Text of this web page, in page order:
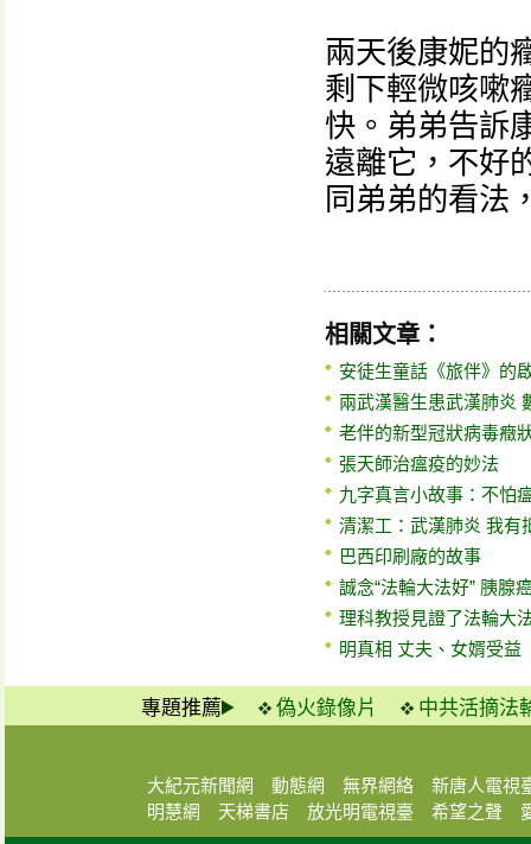
兩天後康妮的
剩下輕微咳嗽
快。弟弟告訴
遠離它，不好
同弟弟的看法
相關文章：
安徒生童話《旅伴》的
兩武漢醫生患武漢肺炎
老伴的新型冠狀病毒癥
張天師治瘟疫的妙法
九字真言小故事：不怕
清潔工：武漢肺炎 我有
巴西印刷廠的故事
誠念“法輪大法好” 胰腺
理科教授見證了法輪大
明真相 丈夫、女婿受益
專題推薦 偽火錄像片 中共活摘法
大紀元新聞網 動態網 無界網絡
新唐人電視
明慧網
天梯書店 放光明電視臺 希望之聲